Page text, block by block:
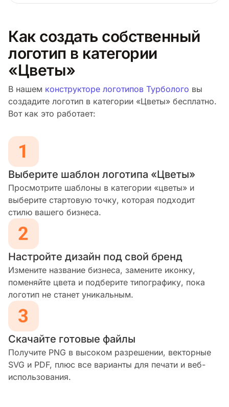
Как создать собственный
логотип в категории
«Цветы»
В нашем конструкторе логотипов Турболого вы
создадите логотип в категории «Цветы» бесплатно.
Вот как это работает:
Выберите шаблон логотипа «Цветы»
Просмотрите шаблоны в категории «цветы» и
выберите стартовую точку, которая подходит
стилю вашего бизнеса.
Настройте дизайн под свой бренд
Измените название бизнеса, замените иконку,
поменяйте цвета и подберите типографику, пока
логотип не станет уникальным.
Скачайте готовые файлы
Получите PNG в высоком разрешении, векторные
SVG и PDF, плюс все варианты для печати и веб-
использования.